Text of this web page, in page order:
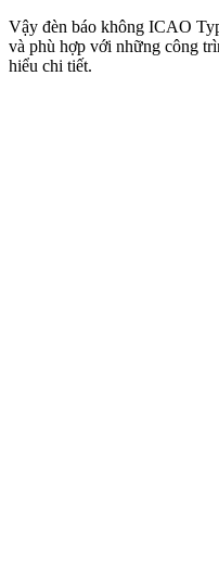
Vậy đèn báo không ICAO
và phù hợp với những công
hiểu chi tiết.